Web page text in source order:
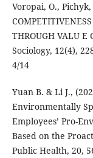
Voropai, O.,
THROUGH VALU E
Sociology, 12(4),
4/14
Yuan B. & Li J.,
Environmentally
Employees’ Pro-
Based on the
Public Health, 20,